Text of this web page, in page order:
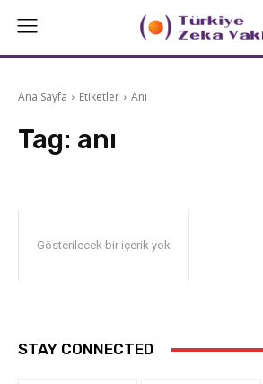
Ana Sayfa Etiketler Anı
Tag: anı
Gösterilecek bir içerik yok
STAY CONNECTED